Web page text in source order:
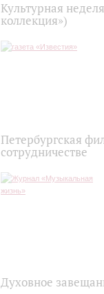
Культурная
коллекция»)
Петербургская
сотрудничестве
Духовное